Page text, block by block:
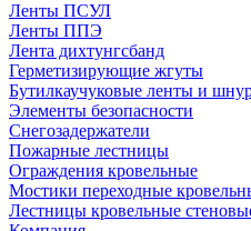
Ленты ПСУЛ
Ленты ППЭ
Лента дихтунгсбанд
Герметизирующие жгуты
Бутилкаучуковые ленты и
Элементы безопасности
Снегозадержатели
Пожарные лестницы
Ограждения кровельные
Мостики переходные
Лестницы кровельные